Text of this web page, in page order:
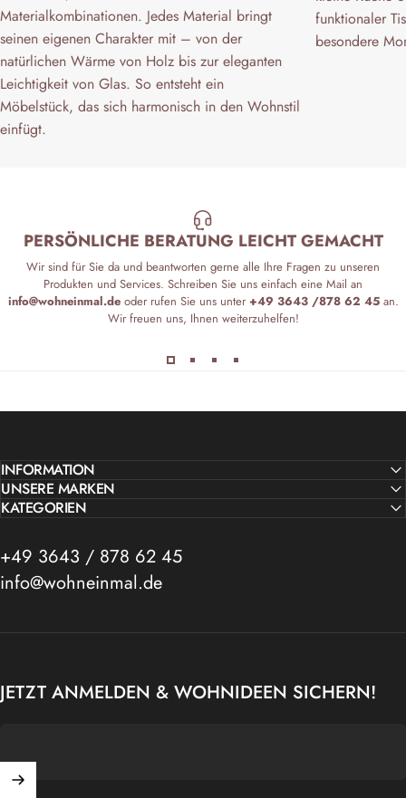
Materialkombinationen. Jedes Material bringt
seinen eigenen Charakter mit – von der
natürlichen Wärme von Holz bis zur eleganten
Leichtigkeit von Glas. So entsteht ein
Möbelstück, das sich harmonisch in den Wohnstil
einfügt.
funktionaler
besondere
PERSÖNLICHE BERATUNG LEICHT GEMACHT
Wir sind für Sie da und beantworten gerne alle Ihre Fragen zu unseren
Produkten und Services. Schreiben Sie uns einfach eine Mail an
info@wohneinmal.deoder rufen Sie uns unter+49 3643 /878 62 45an.
Wir freuen uns, Ihnen weiterzuhelfen!
INFORMATION
UNSERE MARKEN
KATEGORIEN
+49 3643 / 878 62 45
info@wohneinmal.de
JETZT ANMELDEN & WOHNIDEEN SICHERN!